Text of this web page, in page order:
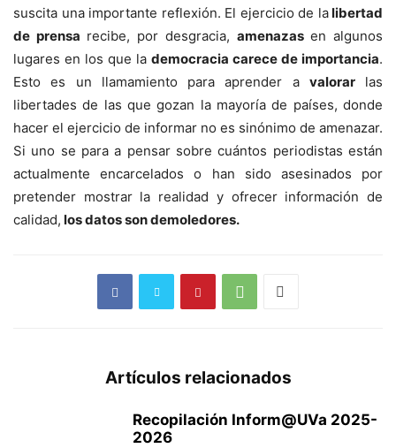
suscita una importante reflexión. El ejercicio de lalibertad
de prensa recibe, por desgracia, amenazasen algunos
lugares en los que la democracia carece de importancia.
Esto es un llamamiento para aprender a valorarlas
libertades de las que gozan la mayoría de países, donde
hacer el ejercicio de informar no es sinónimo de amenazar.
Si uno se para a pensar sobre cuántos periodistas están
actualmente encarcelados o han sido asesinados por
pretender mostrar la realidad y ofrecer información de
calidad, los datos son demoledores.
Artículos relacionados
Recopilación Inform@UVa 2025-
2026